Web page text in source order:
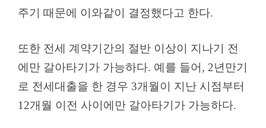
주기 때문에 이와같이 결정했다고 한다.
또한 전세 계약기간의 절반 이상이 지나기 전
에만 갈아타기가 가능하다. 예를 들어, 2년만기
로 전세대출을 한 경우 3개월이 지난 시점부터
12개월 이전 사이에만 갈아타기가 가능하다.